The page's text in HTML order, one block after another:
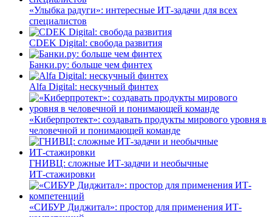
«Улыбка радуги»: интересные ИТ-задачи для всех
специалистов
CDEK Digital: свобода развития
Банки.ру: больше чем финтех
Alfa Digital: нескучный финтех
«Киберпротект»: создавать продукты мирового уровня в
человечной и понимающей команде
ГНИВЦ: сложные ИТ‑задачи и необычные
ИТ‑стажировки
«СИБУР Диджитал»: простор для применения ИТ-